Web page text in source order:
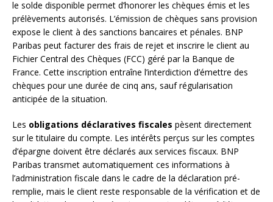
le solde disponible permet d’honorer les chèques émis et les
prélèvements autorisés. L’émission de chèques sans provision
expose le client à des sanctions bancaires et pénales. BNP
Paribas peut facturer des frais de rejet et inscrire le client au
Fichier Central des Chèques (FCC) géré par la Banque de
France. Cette inscription entraîne l’interdiction d’émettre des
chèques pour une durée de cinq ans, sauf régularisation
anticipée de la situation.
Les obligations déclaratives fiscales pèsent directement
sur le titulaire du compte. Les intérêts perçus sur les comptes
d’épargne doivent être déclarés aux services fiscaux. BNP
Paribas transmet automatiquement ces informations à
l’administration fiscale dans le cadre de la déclaration pré-
remplie, mais le client reste responsable de la vérification et de